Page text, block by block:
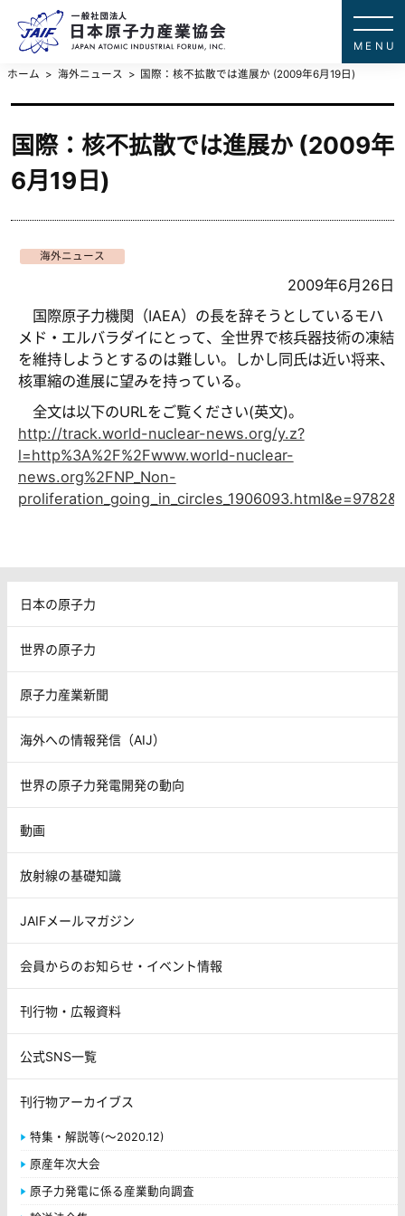
ホーム 海外ニュース 国際：核不拡散では進展か (2009年6月19日)
国際：核不拡散では進展か (2009年
6月19日)
海外ニュース
2009年6月26日
国際原子力機関（IAEA）の長を辞そうとしているモハ
メド・エルバラダイにとって、全世界で核兵器技術の凍結
を維持しようとするのは難しい。しかし同氏は近い将来、
核軍縮の進展に望みを持っている。
全文は以下のURLをご覧ください(英文)。
http://track.world-nuclear-news.org/y.z?
l=http%3A%2F%2Fwww.world-nuclear-
news.org%2FNP_Non-
日本の原子力
世界の原子力
原子力産業新聞
海外への情報発信（AIJ）
世界の原子力発電開発の動向
動画
放射線の基礎知識
JAIFメールマガジン
会員からのお知らせ・イベント情報
刊行物・広報資料
公式SNS一覧
刊行物アーカイブス
特集・解説等(～2020.12)
原産年次大会
原子力発電に係る産業動向調査